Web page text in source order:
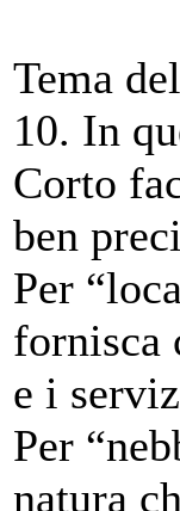
Tema
10. In
Corto
ben
Per
fornisca
e i
Per
natura